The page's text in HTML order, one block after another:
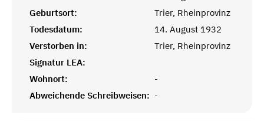
Geburtsort:
Trier, Rheinprovinz
Todesdatum:
14. August 1932
Verstorben in:
Trier, Rheinprovinz
Signatur LEA:
Wohnort:
-
Abweichende Schreibweisen: -